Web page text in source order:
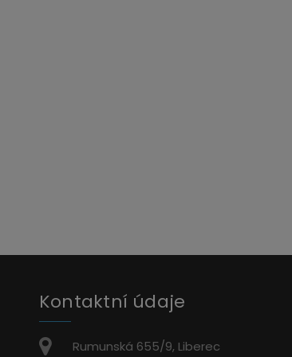
Kontaktní údaje
Rumunská 655/9, Liberec